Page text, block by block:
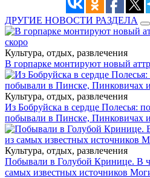
ДРУГИЕ НОВОСТИ РАЗДЕЛА
Культура, отдых, развлечения
В горпарке монтируют новый
Культура, отдых, развлечения
Из Бобруйска в сердце Полесья:
побывали в Пинске, Пинковичах
Культура, отдых, развлечения
Побывали в Голубой Кринице. В
самых известных источников